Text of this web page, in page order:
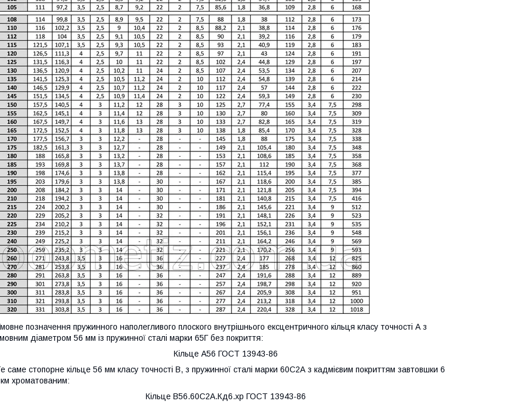
позначення пружинного наполегливого плоского внутрішнього ексцентричного кільця класу точності А з
діаметром 56 мм із пружинної сталі марки 65Г без покриття:
Кільце А56 ГОСТ 13943-86
саме стопорне кільце 56 мм класу точності В, з пружинної сталі марки 60С2А з кадмієвим покриттям завтовшки 6
хроматованим:
Кільце В56.60С2А.Кд6.хр ГОСТ 13943-86